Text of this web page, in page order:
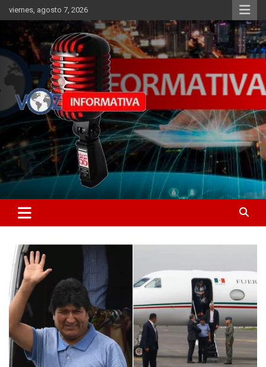
Skip
to
content
viernes, agosto 7, 2026
ncstv.info
Libertad informativa